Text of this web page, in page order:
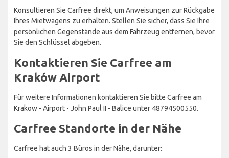
Konsultieren Sie Carfree direkt, um Anweisungen zur Rückgabe
Ihres Mietwagens zu erhalten. Stellen Sie sicher, dass Sie Ihre
persönlichen Gegenstände aus dem Fahrzeug entfernen, bevor
Sie den Schlüssel abgeben.
Kontaktieren Sie Carfree am
Kraków Airport
Für weitere Informationen kontaktieren Sie bitte Carfree am
Krakow - Airport - John Paul II - Balice unter 48794500550.
Carfree Standorte in der Nähe
Carfree hat auch 3 Büros in der Nähe, darunter: